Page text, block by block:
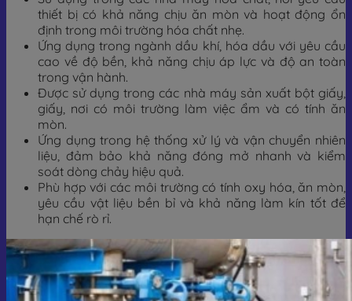
thiết bị có khả năng chịu ăn mòn và hoạt động ổn
định trong môi trường hóa chất nhẹ.
Ứng dụng trong ngành dầu khí, hóa dầu với yêu cầu
cao về độ bền, khả năng chịu áp lực và độ an toàn
trong vận hành.
Được sử dụng trong các nhà máy sản xuất bột giấy,
giấy, nơi có môi trường làm việc ẩm và có tính ăn
mòn.
Ứng dụng trong hệ thống xử lý và vận chuyển nhiên
liệu, đảm bảo khả năng đóng mở nhanh và kiểm
soát dòng chảy hiệu quả.
Phù hợp với các môi trường có tính oxy hóa, ăn mòn,
yêu cầu vật liệu bền bỉ và khả năng làm kín tốt để
hạn chế rò rỉ.